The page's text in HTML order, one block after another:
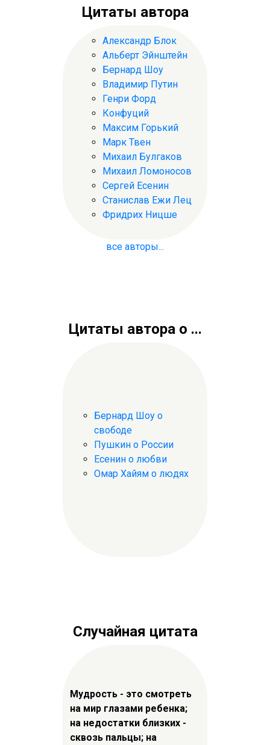
Цитаты автора
Александр Блок
Альберт Эйнштейн
Бернард Шоу
Владимир Путин
Генри Форд
Конфуций
Максим Горький
Марк Твен
Михаил Булгаков
Михаил Ломоносов
Сергей Есенин
Станислав Ежи Лец
Фридрих Ницше
все авторы...
Цитаты автора о ...
Бернард Шоу о
свободе
Пушкин о России
Есенин о любви
Омар Хайям о людях
Случайная цитата
Мудрость - это смотреть
на мир глазами ребенка;
на недостатки близких -
сквозь пальцы; на